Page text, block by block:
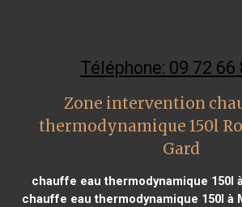
Téléphone: 09 72 66
Zone intervention
thermodynamique 150l
Gard
chauffe eau thermodynamique 150l
chauffe eau thermodynamique 150l à